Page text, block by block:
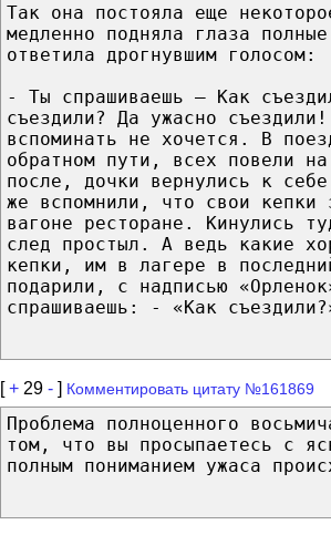
Так она постояла еще
медленно подняла глаза
ответила дрогнувшим голосом:
- Ты спрашиваешь – Как
съездили? Да ужасно
вспоминать не хочется. В
обратном пути, всех повели
после, дочки вернулись к
же вспомнили, что свои кепки
вагоне ресторане. Кинулись
след простыл. А ведь какие
кепки, им в лагере в
подарили, с надписью
спрашиваешь: - «Как
[+ 29 - ] Комментировать цитату №161869
Проблема полноценного
том, что вы просыпаетесь с
полным пониманием ужаса